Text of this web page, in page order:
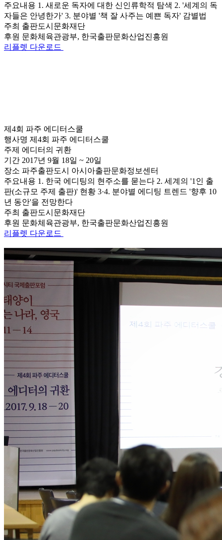
주요내용 1. 새로운 독자에 대한 신인류학적 탐색 2. '세계의 독
자들은 안녕한가' 3. 분야별 '책 잘 사주는 예쁜 독자' 감별법
주최 출판도시문화재단
후원 문화체육관광부, 한국출판문화산업진흥원
리플렛 다운로드
제4회 파주 에디터스쿨
행사명 제4회 파주 에디터스쿨
주제 에디터의 귀환
기간 2017년 9월 18일 ~ 20일
장소 파주출판도시 아시아출판문화정보센터
주요내용 1. 한국 에디팅의 현주소를 묻는다 2. 세계의 '1인 출
판(소규모 주제 출판)' 현황 3·4. 분야별 에디팅 트렌드 '향후 10
년 동안'을 전망한다
주최 출판도시문화재단
후원 문화체육관광부, 한국출판문화산업진흥원
리플렛 다운로드